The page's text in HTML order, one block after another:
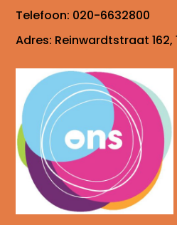
Telefoon: 020-6632800
Adres: Reinwardtstraat 162,